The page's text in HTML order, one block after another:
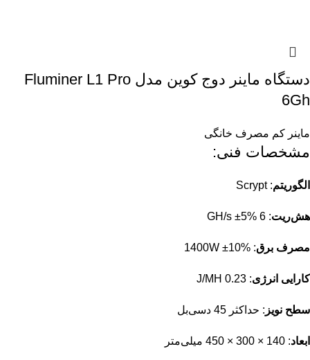
دستگاه ماینر دوج کوین مدل Fluminer L1 Pro
6Gh
ماینر کم مصرف خانگی
مشخصات فنی:
الگوریتم:
Scrypt
هش‌ریت:
6 GH/s ±5%
مصرف برق:
1400W ±10%
کارایی انرژی:
0.23 J/MH
سطح نویز : حداکثر 45 دسی‌بل
ابعاد: 140 × 300 × 450 میلی‌متر